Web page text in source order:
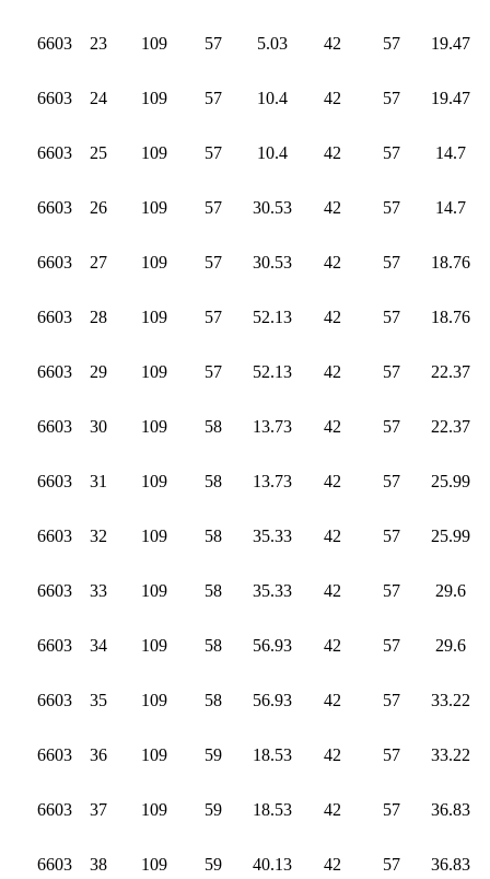
6603 23 109 57 5.03 42 57 19.47
6603 24 109 57 10.4 42 57 19.47
6603 25 109 57 10.4 42 57 14.7
6603 26 109 57 30.53 42 57 14.7
6603 27 109 57 30.53 42 57 18.76
6603 28 109 57 52.13 42 57 18.76
6603 29 109 57 52.13 42 57 22.37
6603 30 109 58 13.73 42 57 22.37
6603 31 109 58 13.73 42 57 25.99
6603 32 109 58 35.33 42 57 25.99
6603 33 109 58 35.33 42 57 29.6
6603 34 109 58 56.93 42 57 29.6
6603 35 109 58 56.93 42 57 33.22
6603 36 109 59 18.53 42 57 33.22
6603 37 109 59 18.53 42 57 36.83
6603 38 109 59 40.13 42 57 36.83